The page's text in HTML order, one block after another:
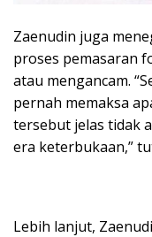
Zaenudin juga
proses pemasaran
atau mengancam.
pernah memaksa
tersebut jelas tidak
era keterbukaan,”
Lebih lanjut,